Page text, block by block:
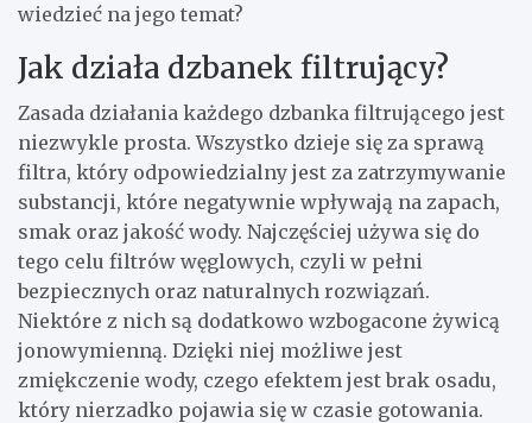
wiedzieć na jego temat?
Jak działa dzbanek filtrujący?
Zasada działania każdego dzbanka filtrującego jest
niezwykle prosta. Wszystko dzieje się za sprawą
filtra, który odpowiedzialny jest za zatrzymywanie
substancji, które negatywnie wpływają na zapach,
smak oraz jakość wody. Najczęściej używa się do
tego celu filtrów węglowych, czyli w pełni
bezpiecznych oraz naturalnych rozwiązań.
Niektóre z nich są dodatkowo wzbogacone żywicą
jonowymienną. Dzięki niej możliwe jest
zmiękczenie wody, czego efektem jest brak osadu,
który nierzadko pojawia się w czasie gotowania.